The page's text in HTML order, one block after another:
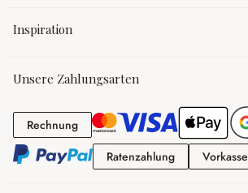
Inspiration
Unsere Zahlungsarten
RechnungRechnung
RatenzahlungRatenzahlung
Vorkasse